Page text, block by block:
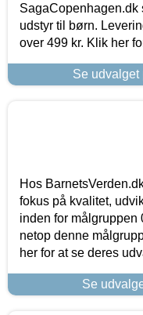
udstyr til børn.
over 499 kr. Klik her
Se
Hos
fokus på kvalitet,
inden for målgruppen
netop denne
her for at se deres
Se